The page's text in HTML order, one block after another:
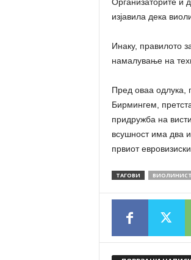
изјавила дека
Инаку, правилото
намалување на
Пред оваа одлука,
Бирмингем,
придружба на
всушност има два
првиот
ТАГОВИ